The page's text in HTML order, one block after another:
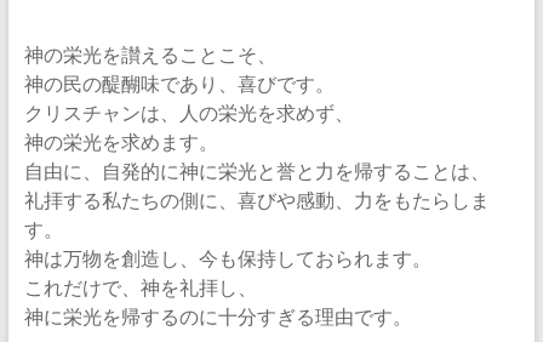
神の栄光を讃えることこそ、
神の民の醍醐味であり、喜びです。
クリスチャンは、人の栄光を求めず、
神の栄光を求めます。
自由に、自発的に神に栄光と誉と力を帰することは、
礼拝する私たちの側に、喜びや感動、力をもたらしま
す。
神は万物を創造し、今も保持しておられます。
これだけで、神を礼拝し、
神に栄光を帰するのに十分すぎる理由です。